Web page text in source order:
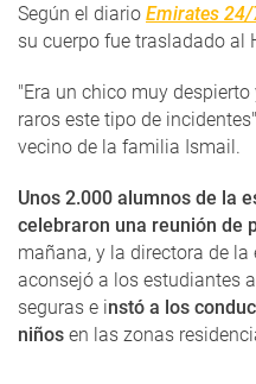
Según el diario Emirates
su cuerpo fue trasladado al
"Era un chico muy
raros este tipo de
vecino de la familia Ismail.
Unos 2.000 alumnos de la
celebraron una reunión de
mañana, y la directora de la
aconsejó a los estudiantes
seguras e instó a los
niños en las zonas